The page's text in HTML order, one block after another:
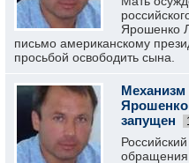
Ярошенко
письмо американскому
просьбой освободить сына.
Механизм
запущен
обращения